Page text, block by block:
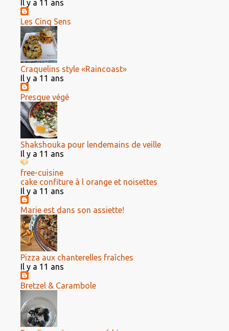
Il y a 11 ans
Les Cinq Sens
Craquelins style «Raincoast»
Il y a 11 ans
Presque végé
Shakshouka pour lendemains de veille
Il y a 11 ans
free-cuisine
cake confiture à l orange et noisettes
Il y a 11 ans
Marie est dans son assiette!
Pizza aux chanterelles fraîches
Il y a 11 ans
Bretzel & Carambole